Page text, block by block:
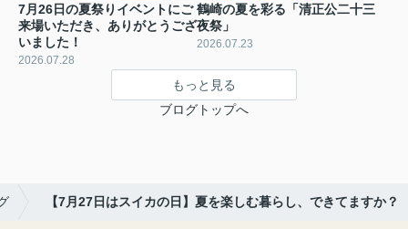
7月26日の夏祭りイベントにご
来場いただき、ありがとうござ
いました！
2026.07.28
鶴崎の夏を彩る「清正公二十三
夜祭」
2026.07.23
もっと見る
ブログトップへ
【7月27日はスイカの日】夏を楽しむ暮らし、できてますか？